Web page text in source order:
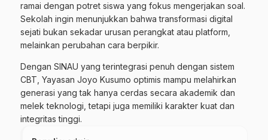
ramai dengan potret siswa yang fokus mengerjakan soal.
Sekolah ingin menunjukkan bahwa transformasi digital
sejati bukan sekadar urusan perangkat atau platform,
melainkan perubahan cara berpikir.
Dengan SINAU yang terintegrasi penuh dengan sistem
CBT, Yayasan Joyo Kusumo optimis mampu melahirkan
generasi yang tak hanya cerdas secara akademik dan
melek teknologi, tetapi juga memiliki karakter kuat dan
integritas tinggi.